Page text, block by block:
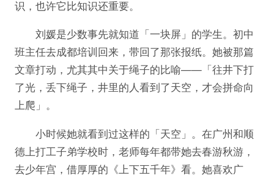
识，也许它比知识还重要。
刘媛是少数事先就知道「一块屏」的学生。初中
班主任去成都培训回来，带回了那张报纸。她被那篇
文章打动，尤其其中关于绳子的比喻——「往井下打
了光，丢下绳子，井里的人看到了天空，才会拼命向
上爬」。
小时候她就看到过这样的「天空」。在广州和顺
德上打工子弟学校时，老师每年都带她去春游秋游，
去少年宫，借厚厚的《上下五千年》看。她喜欢广